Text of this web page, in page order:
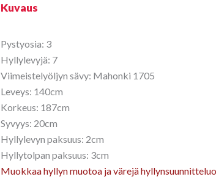
Kuvaus
Pystyosia: 3
Hyllylevyjä: 7
Viimeistelyöljyn sävy: Mahonki 1705
Leveys: 140cm
Korkeus: 187cm
Syvyys: 20cm
Hyllylevyn paksuus: 2cm
Hyllytolpan paksuus: 3cm
Muokkaa hyllyn muotoa ja värejä